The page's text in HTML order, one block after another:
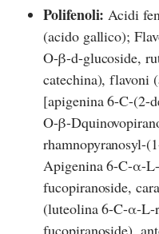
Polifenoli: Acidi
(acido gallico);
O-β-d-glucoside,
catechina), flavoni
[apigenina 6-C-(2-
O-β-
rhamnopyranosyl-
Apigenina 6-C-α-
fucopiranoside,
(luteolina 6-C-α-
fucopiranoside),